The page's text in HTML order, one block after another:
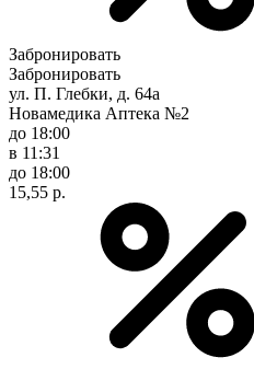
Забронировать
Забронировать
ул. П. Глебки, д. 64а
Новамедика Аптека №2
до 18:00
в 11:31
до 18:00
15,55 р.